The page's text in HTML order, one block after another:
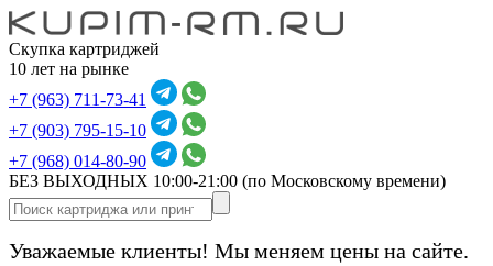
Скупка картриджей
10 лет на рынке
+7 (963) 711-73-41
+7 (903) 795-15-10
+7 (968) 014-80-90
БЕЗ ВЫХОДНЫХ 10:00-21:00 (по Московскому времени)
Уважаемые клиенты! Мы меняем цены на сайте.